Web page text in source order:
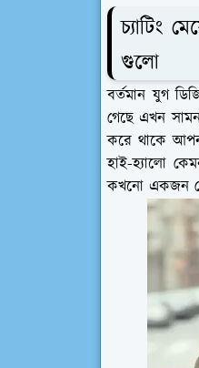
চ্যাটিং
গুলো
বর্তমান যুগ
গেছে এখন
করে থাকে
হাই-হ্যালো
কখনো একজন